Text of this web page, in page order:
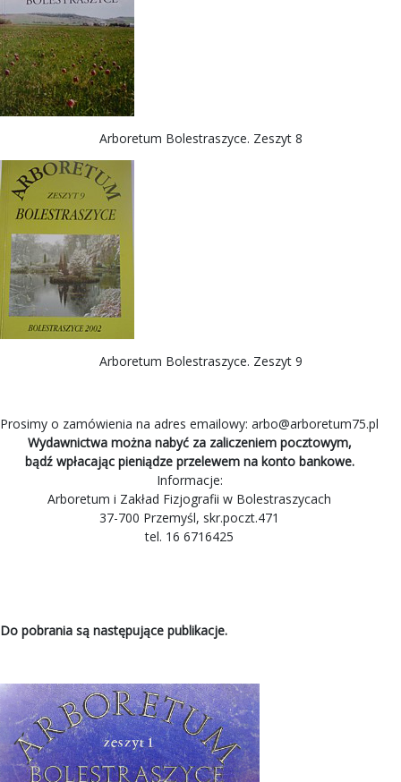
Arboretum Bolestraszyce. Zeszyt 8
Arboretum Bolestraszyce. Zeszyt 9
Prosimy o zamówienia na adres emailowy: arbo@arboretum75.pl
Wydawnictwa można nabyć za zaliczeniem pocztowym,
bądź wpłacając pieniądze przelewem na konto bankowe.
Informacje:
Arboretum i Zakład Fizjografii w Bolestraszycach
37-700 Przemyśl, skr.poczt.471
tel. 16 6716425
Do pobrania są następujące publikacje.